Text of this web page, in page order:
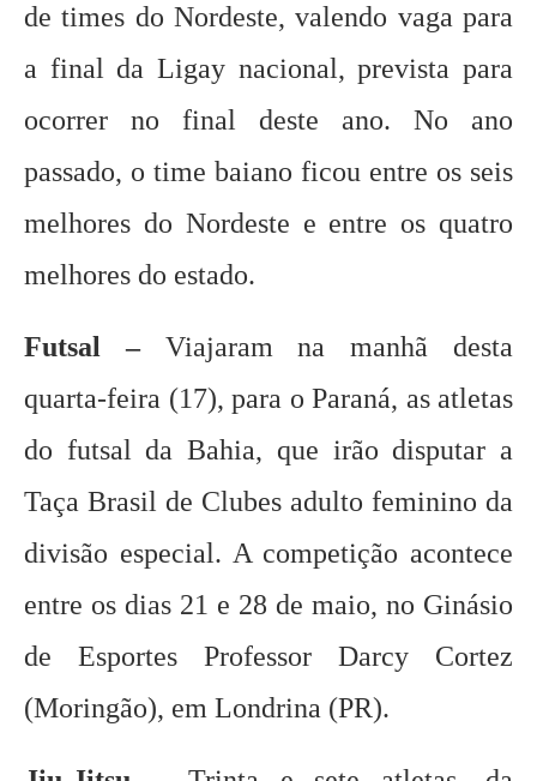
de times do Nordeste, valendo vaga para
a final da Ligay nacional, prevista para
ocorrer no final deste ano. No ano
passado, o time baiano ficou entre os seis
melhores do Nordeste e entre os quatro
melhores do estado.
Futsal – Viajaram na manhã desta
quarta-feira (17), para o Paraná, as atletas
do futsal da Bahia, que irão disputar a
Taça Brasil de Clubes adulto feminino da
divisão especial. A competição acontece
entre os dias 21 e 28 de maio, no Ginásio
de Esportes Professor Darcy Cortez
(Moringão), em Londrina (PR).